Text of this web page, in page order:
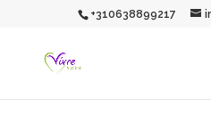
+310638899217